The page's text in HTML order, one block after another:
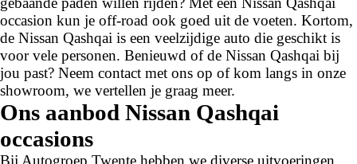
occasion kun je off-road ook goed uit de voeten. Kortom,
de Nissan Qashqai is een veelzijdige auto die geschikt is
voor vele personen. Benieuwd of de Nissan Qashqai bij
jou past? Neem contact met ons op of kom langs in onze
showroom, we vertellen je graag meer.
Ons aanbod Nissan Qashqai
occasions